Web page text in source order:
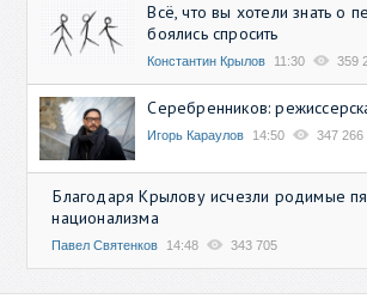
Всё, что вы хотели знать о
боялись спросить
Константин Крылов 11:30 359
Серебренников:
Игорь Караулов 14:50 347 266
Благодаря Крылову исчезли родимые
национализма
Павел Святенков 14:48 343 705